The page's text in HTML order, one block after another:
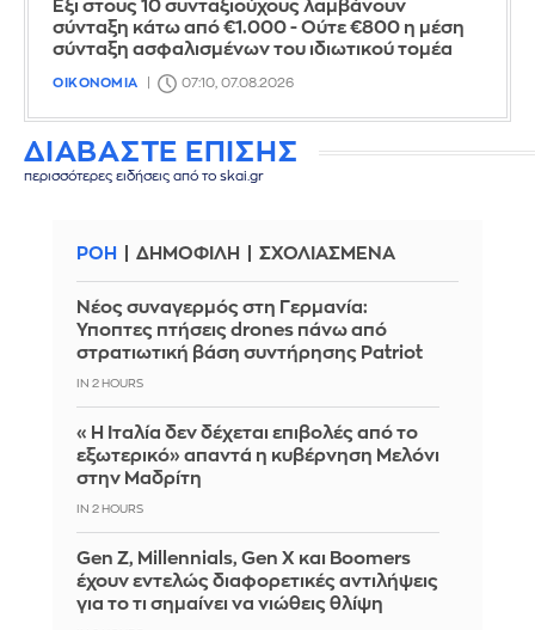
Έξι στους 10 συνταξιούχους λαμβάνουν
σύνταξη κάτω από €1.000 - Ούτε €800 η μέση
σύνταξη ασφαλισμένων του ιδιωτικού τομέα
ΟΙΚΟΝΟΜΙΑ 07:10, 07.08.2026
ΔΙΑΒΑΣΤΕ ΕΠΙΣΗΣ
περισσότερες ειδήσεις από το skai.gr
ΡΟΗ ΔΗΜΟΦΙΛΗ ΣΧΟΛΙΑΣΜΕΝΑ
Νέος συναγερμός στη Γερμανία:
Ύποπτες πτήσεις drones πάνω από
στρατιωτική βάση συντήρησης Patriot
IN 2 HOURS
«Η Ιταλία δεν δέχεται επιβολές από το
εξωτερικό» απαντά η κυβέρνηση Μελόνι
στην Μαδρίτη
IN 2 HOURS
Gen Z, Millennials, Gen X και Boomers
έχουν εντελώς διαφορετικές αντιλήψεις
για το τι σημαίνει να νιώθεις θλίψη